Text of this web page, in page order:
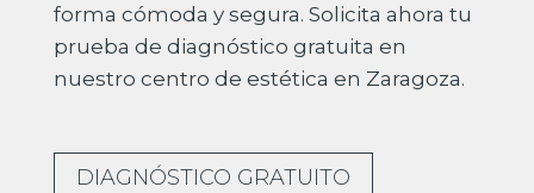
forma cómoda y segura. Solicita ahora tu
prueba de diagnóstico gratuita en
nuestro centro de estética en Zaragoza.
DIAGNÓSTICO GRATUITO